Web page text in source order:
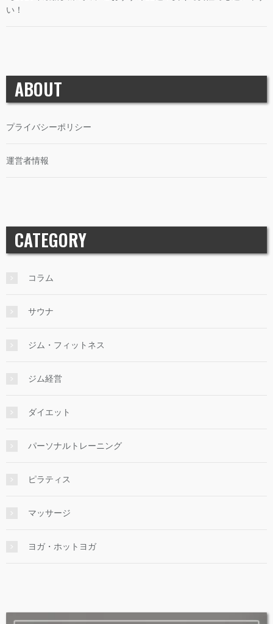
い！
ABOUT
プライバシーポリシー
運営者情報
CATEGORY
コラム
サウナ
ジム・フィットネス
ジム経営
ダイエット
パーソナルトレーニング
ピラティス
マッサージ
ヨガ・ホットヨガ